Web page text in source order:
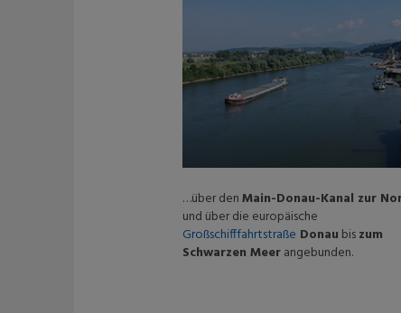
…über denMain-Donau-Kanal zur
und über die europäische
Großschifffahrtstraße Donau biszum
Schwarzen Meerangebunden.